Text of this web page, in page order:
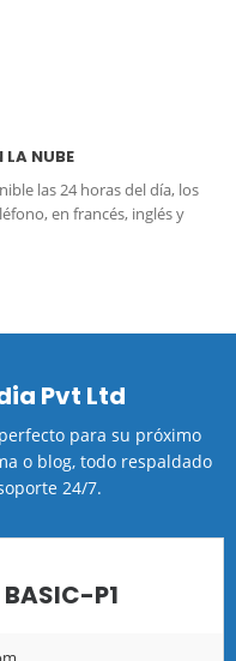
LA NUBE
las 24 horas del día, los
en francés, inglés y
Pvt Ltd
para su próximo
o blog, todo respaldado
24/7.
P1